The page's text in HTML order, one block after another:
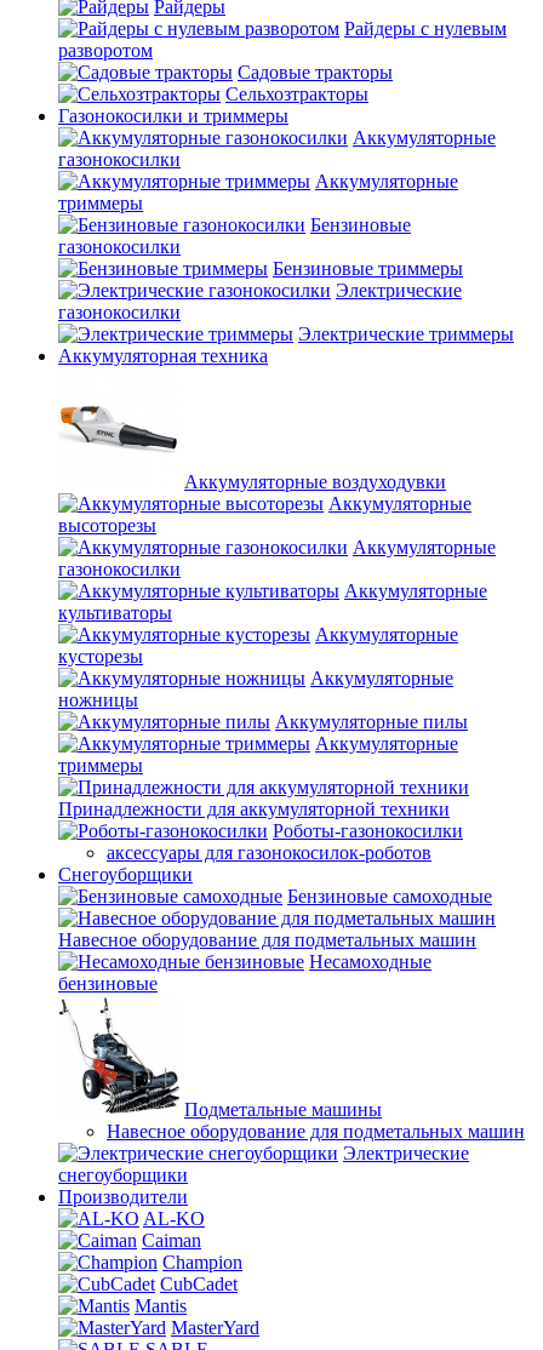
Райдеры
Райдеры с нулевым
разворотом
Садовые тракторы
Сельхозтракторы
Газонокосилки и триммеры
Аккумуляторные
газонокосилки
Аккумуляторные
триммеры
Бензиновые
газонокосилки
Бензиновые триммеры
Электрические
газонокосилки
Электрические триммеры
Аккумуляторная техника
Аккумуляторные воздуходувки
Аккумуляторные
высоторезы
Аккумуляторные
газонокосилки
Аккумуляторные
культиваторы
Аккумуляторные
кусторезы
Аккумуляторные
ножницы
Аккумуляторные пилы
Аккумуляторные
триммеры
Принадлежности для аккумуляторной техники
Роботы-газонокосилки
аксессуары для газонокосилок-роботов
Снегоуборщики
Бензиновые самоходные
Навесное оборудование для подметальных машин
Несамоходные
бензиновые
Подметальные машины
Навесное оборудование для подметальных машин
Электрические
снегоуборщики
Производители
AL-KO
Caiman
Champion
CubCadet
Mantis
MasterYard